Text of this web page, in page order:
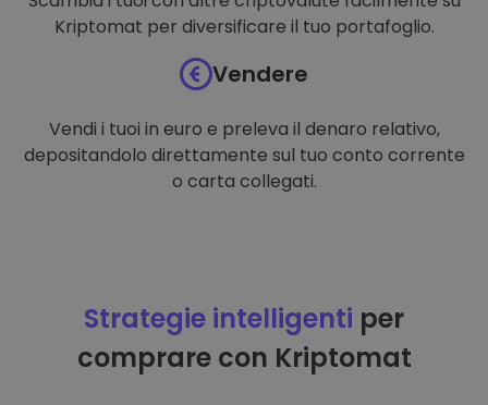
Kriptomat per diversificare il tuo portafoglio.
Vendere
Vendi i tuoi in euro e preleva il denaro relativo,
depositandolo direttamente sul tuo conto corrente
o carta collegati.
Strategie intelligenti per
comprare con Kriptomat